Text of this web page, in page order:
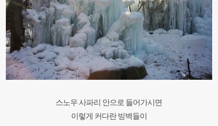
스노우 사파리 안으로 들어가시면
이렇게 커다란 빙벽들이